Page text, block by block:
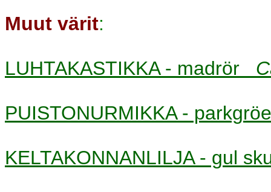
Muut värit:
LUHTAKASTIKKA - madrör
PUISTONURMIKKA -
KELTAKONNANLILJA - gul